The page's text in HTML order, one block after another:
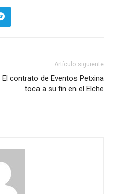
Artículo siguiente
El contrato de Eventos Petxina
toca a su fin en el Elche